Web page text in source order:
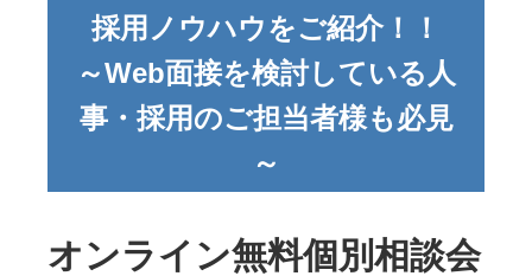
採用ノウハウをご紹介！！
～Web面接を検討している人
事・採用のご担当者様も必見
～
オンライン無料個別相談会